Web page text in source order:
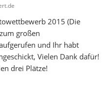
2015 (Die
großen
und Ihr habt
Vielen Dank dafür!
drei Plätze!